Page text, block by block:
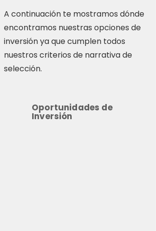
A continuación te mostramos dónde
encontramos nuestras opciones de
inversión ya que cumplen todos
nuestros criterios de narrativa de
selección.
Oportunidades de
Inversión